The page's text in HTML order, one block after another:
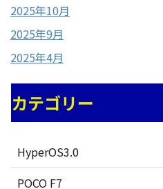
2025年10月
2025年9月
2025年4月
カテゴリー
HyperOS3.0
POCO F7